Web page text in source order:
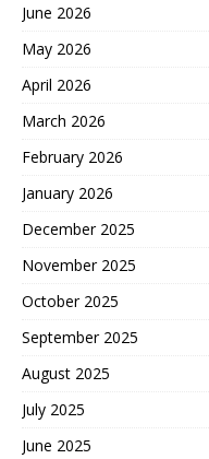
June 2026
May 2026
April 2026
March 2026
February 2026
January 2026
December 2025
November 2025
October 2025
September 2025
August 2025
July 2025
June 2025